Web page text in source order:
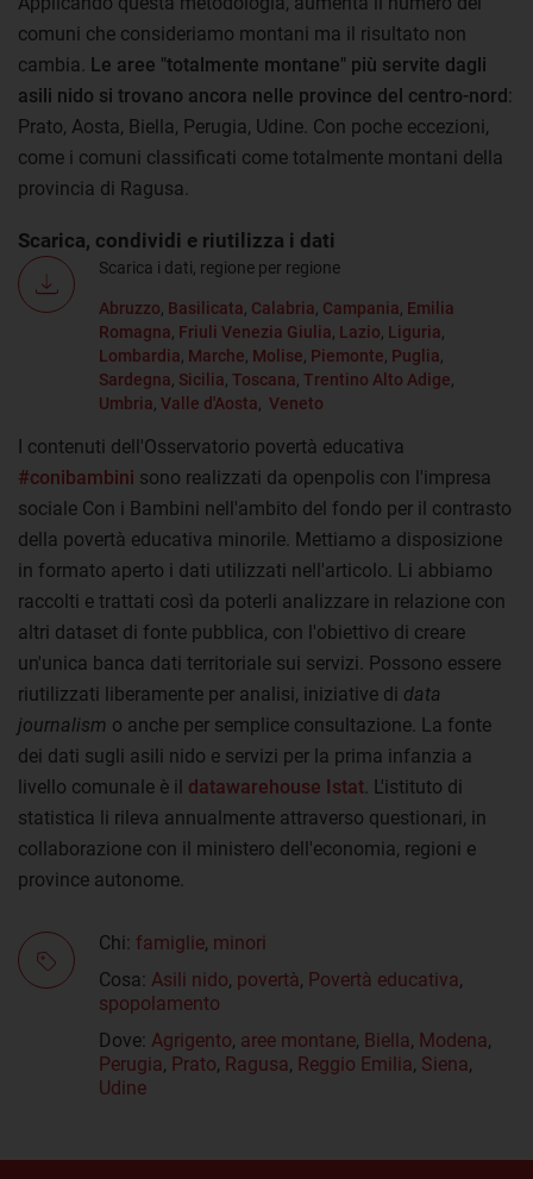
comuni che consideriamo montani ma il risultato non
cambia. Le aree "totalmente montane" più servite dagli
asili nido si trovano ancora nelle province del centro-nord:
Prato, Aosta, Biella, Perugia, Udine. Con poche eccezioni,
come i comuni classificati come totalmente montani della
provincia di Ragusa.
Scarica, condividi e riutilizza i dati
Scarica i dati, regione per regione
Abruzzo Basilicata Calabria Campania Emilia
Romagna Friuli Venezia Giulia Lazio Liguria
Lombardia Marche Molise Piemonte Puglia
Sardegna Sicilia Toscana Trentino Alto Adige
Umbria Valle d'Aosta Veneto
I contenuti dell'Osservatorio povertà educativa
#conibambini sono realizzati da openpolis con l'impresa
sociale Con i Bambini nell'ambito del fondo per il contrasto
della povertà educativa minorile. Mettiamo a disposizione
in formato aperto i dati utilizzati nell'articolo. Li abbiamo
raccolti e trattati così da poterli analizzare in relazione con
altri dataset di fonte pubblica, con l'obiettivo di creare
un'unica banca dati territoriale sui servizi. Possono essere
riutilizzati liberamente per analisi, iniziative di data
journalism o anche per semplice consultazione. La fonte
dei dati sugli asili nido e servizi per la prima infanzia a
livello comunale è il datawarehouse Istat . L'istituto di
statistica li rileva annualmente attraverso questionari, in
collaborazione con il ministero dell'economia, regioni e
province autonome.
Chi: famiglie, minori
Cosa: Asili nido, povertà, Povertà educativa,
spopolamento
Dove: Agrigento, aree montane, Biella, Modena,
Perugia, Prato, Ragusa, Reggio Emilia, Siena,
Udine